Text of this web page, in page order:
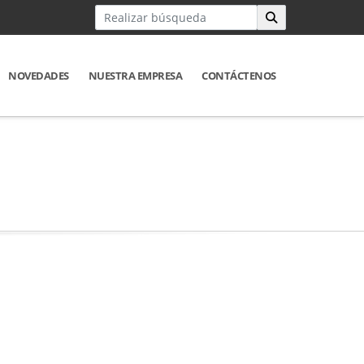
NOVEDADES NUESTRA EMPRESA CONTÁCTENOS